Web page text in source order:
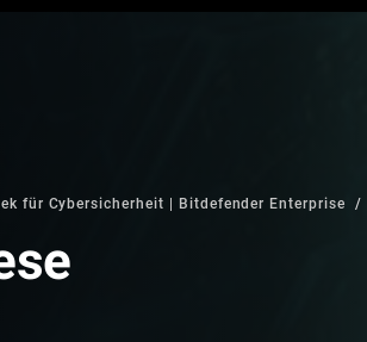
für Cybersicherheit | Bitdefender Enterprise